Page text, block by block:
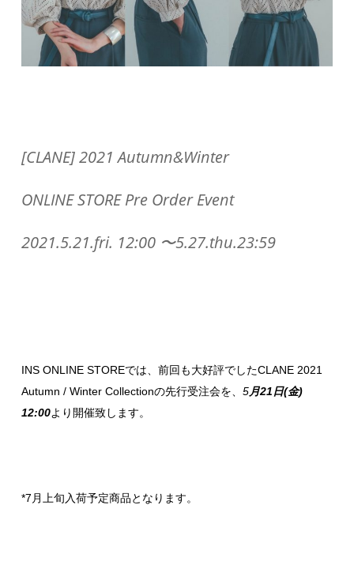
[CLANE] 2021 Autumn&Winter
ONLINE STORE Pre Order Event
2021.5.21.fri. 12:00 〜5.27.thu.23:59
INS ONLINE STOREでは、前回も大好評でしたCLANE 2021
Autumn / Winter Collectionの先行受注会を、 5月21日(金)
12:00より開催致します。
*7月上旬入荷予定商品となります。